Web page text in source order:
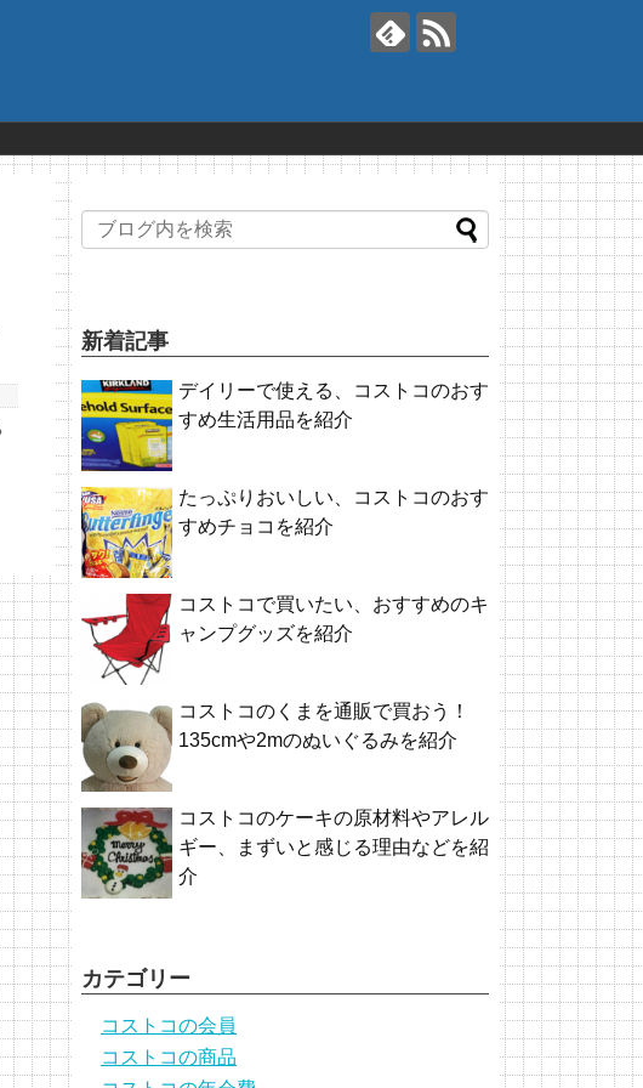
新着記事
デイリーで使える、コストコのおす
すめ生活用品を紹介
たっぷりおいしい、コストコのおす
すめチョコを紹介
コストコで買いたい、おすすめのキ
ャンプグッズを紹介
コストコのくまを通販で買おう！
135cmや2mのぬいぐるみを紹介
コストコのケーキの原材料やアレル
ギー、まずいと感じる理由などを紹
介
カテゴリー
コストコの会員
コストコの商品